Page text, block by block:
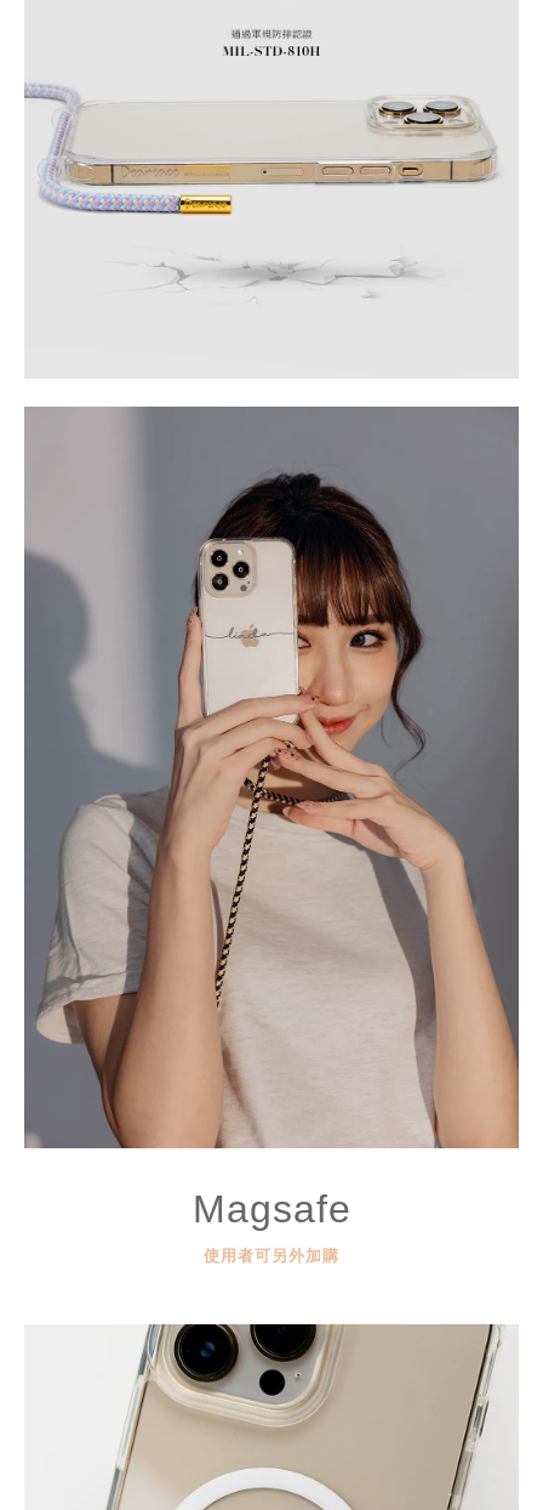
Magsafe
使用者可另外加購